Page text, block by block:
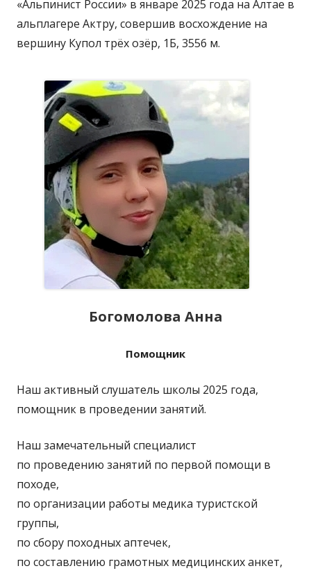
«Альпинист России» в январе 2025 года на Алтае в
альплагере Актру, совершив восхождение на
вершину Купол трёх озёр, 1Б, 3556 м.
Богомолова Анна
Помощник
Наш активный слушатель школы 2025 года,
помощник в проведении занятий.
Наш замечательный специалист
по проведению занятий по первой помощи в
походе,
по организации работы медика туристской
группы,
по сбору походных аптечек,
по составлению грамотных медицинских анкет,